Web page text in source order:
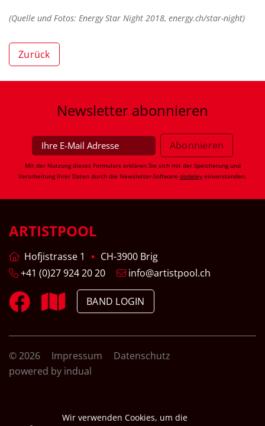
(Quelle und Fotos: Energy Star Night 2018, energy.ch/star-night)
Zurück
Newsletter abonnieren
Mit der Nutzung dieses Formulars erklären Sie sich mit der Speicherung und
Verarbeitung Ihrer Daten durch die Newsletter-Software dodeley einverstanden.
ARTISTPOOL
Hofjistrasse 1
CH-3900 Brig
+41 (0)27 924 20 20
info@artistpool.ch
BAND LOGIN
© 2026 Impressum
Datenschutz
powered by indual
Wir verwenden Cookies, um die